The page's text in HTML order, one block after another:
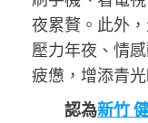
夜累贅。此外
壓力年夜、情
疲憊，增添青
認為新竹